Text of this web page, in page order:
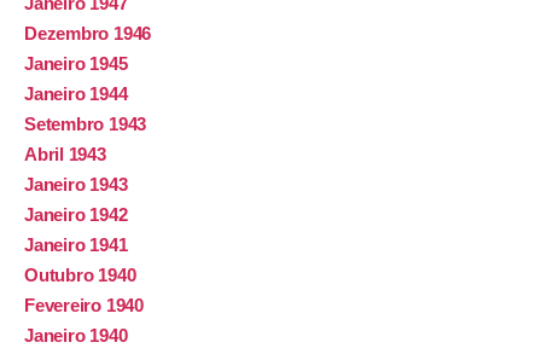
Dezembro 1946
Janeiro 1945
Janeiro 1944
Setembro 1943
Abril 1943
Janeiro 1943
Janeiro 1942
Janeiro 1941
Outubro 1940
Fevereiro 1940
Janeiro 1940